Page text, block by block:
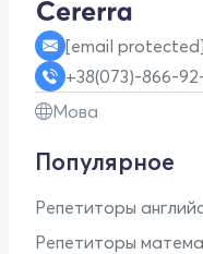
[email protected]
+38(073)-866-
Мова
Популярное
Репетиторы
Репетиторы